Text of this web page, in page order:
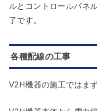
ルとコントロールパネ
了です。
各種配線の工事
V2H機器の施工ではま